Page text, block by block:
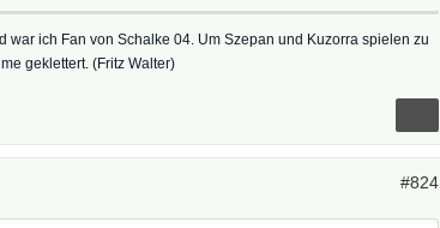
war ich Fan von Schalke 04. Um Szepan und Kuzorra spielen zu
geklettert. (Fritz Walter)
#824